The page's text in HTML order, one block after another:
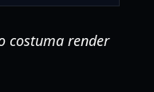
costuma render